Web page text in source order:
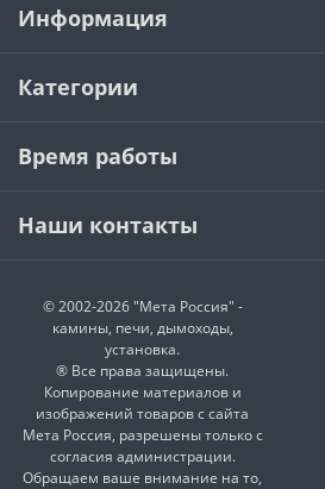
Информация
Категории
Время работы
Наши контакты
© 2002-2026 "Мета Россия" -
камины, печи, дымоходы,
установка.
® Все права защищены.
Копирование материалов и
изображений товаров с сайта
Мета Россия, разрешены только с
согласия администрации.
Обращаем ваше внимание на то,